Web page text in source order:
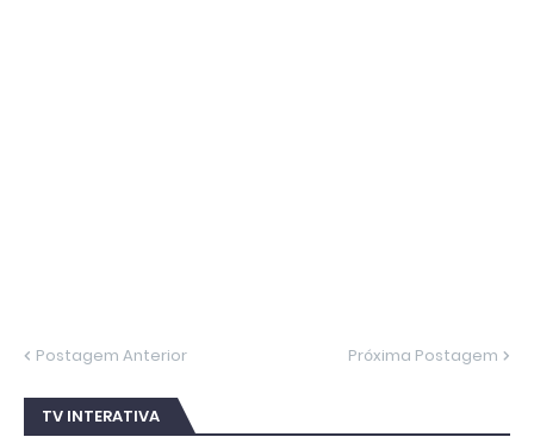
Postagem Anterior Próxima Postagem
TV INTERATIVA